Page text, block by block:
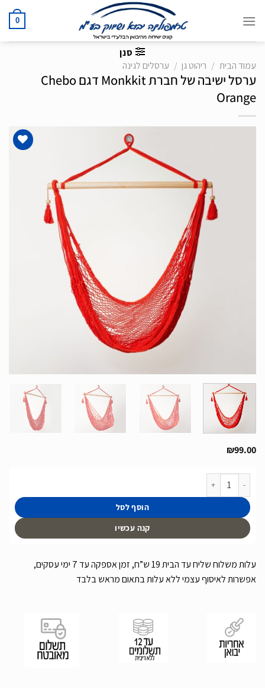
0
סנן
עמוד הבית
/ ריהוט גן / ערסלים לגינה
ערסל ישיבה של חברת Monkkit דגם Chebo
Orange
₪99.00
כמות של ערסל ישיבה של חברת Monkkit דגם Chebo Orange
הוסף לסל
קנה עכשיו
עלות משלוח שליח עד הבית 19 ש”ח, זמן אספקה עד 7 ימי עסקים,
אפשרות לאיסוף עצמי ללא עלות בתאום מראש בלבד